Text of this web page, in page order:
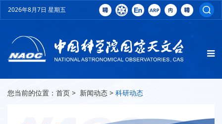
2026年8月7日 星期五
您当前的位置： 首页 > 新闻动态 > 科研动态